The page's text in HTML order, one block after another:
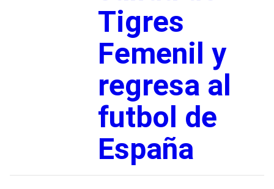
Tigres
Femenil y
regresa al
futbol de
España